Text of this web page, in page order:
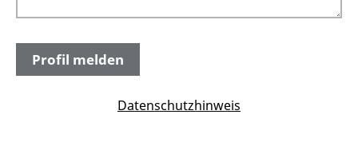
Datenschutzhinweis